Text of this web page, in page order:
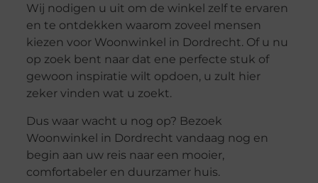
Wij nodigen u uit om de winkel zelf te ervaren
en te ontdekken waarom zoveel mensen
kiezen voor Woonwinkel in Dordrecht. Of u nu
op zoek bent naar dat ene perfecte stuk of
gewoon inspiratie wilt opdoen, u zult hier
zeker vinden wat u zoekt.
Dus waar wacht u nog op? Bezoek
Woonwinkel in Dordrecht vandaag nog en
begin aan uw reis naar een mooier,
comfortabeler en duurzamer huis.